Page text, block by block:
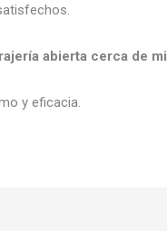
abierta cerca de mi
y eficacia.